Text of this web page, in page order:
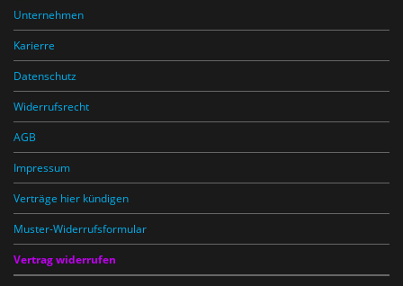
Unternehmen
Karierre
Datenschutz
Widerrufsrecht
AGB
Impressum
Verträge hier kündigen
Muster-Widerrufsformular
Vertrag widerrufen